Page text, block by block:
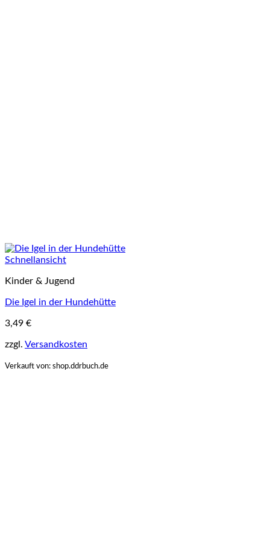
Schnellansicht
Kinder & Jugend
Die Igel in der Hundehütte
3,49 €
zzgl. Versandkosten
Verkauft von: shop.ddrbuch.de